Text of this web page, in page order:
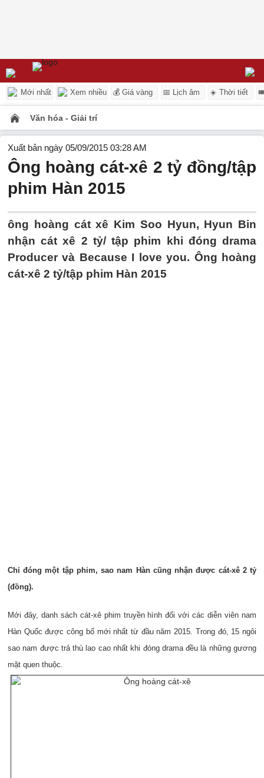
Mới nhất Xem nhiều 💰 Giá vàng 📅 Lịch âm ☀️ Thời tiết
Văn hóa - Giải trí
Xuất bản ngày 05/09/2015 03:28 AM
Ông hoàng cát-xê 2 tỷ đồng/tập
phim Hàn 2015
ông hoàng cát xê Kim Soo Hyun, Hyun Bin
nhận cát xê 2 tỷ/ tập phim khi đóng drama
Producer và Because I love you. Ông hoàng
cát-xê 2 tỷ/tập phim Hàn 2015
Chỉ đóng một tập phim, sao nam Hàn cũng nhận được cát-xê 2 tỷ
(đồng).
Mới đây, danh sách cát-xê phim truyền hình đối với các diễn viên nam
Hàn Quốc được công bố mới nhất từ đầu năm 2015. Trong đó, 15 ngôi
sao nam được trả thù lao cao nhất khi đóng drama đều là những gương
mặt quen thuộc.